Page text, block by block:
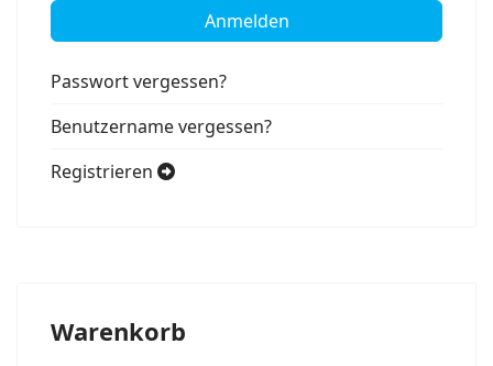
Anmelden
Passwort vergessen?
Benutzername vergessen?
Registrieren
Warenkorb